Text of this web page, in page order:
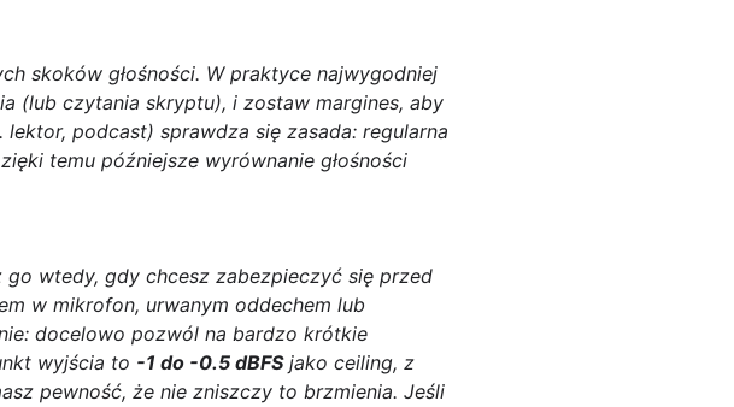
skoków głośności. W praktyce najwygodniej
(lub czytania skryptu), i zostaw margines, aby
podcast) sprawdza się zasada: regularna
temu późniejsze wyrównanie głośności
go wtedy, gdy chcesz zabezpieczyć się przed
w mikrofon, urwanym oddechem lub
docelowo pozwól na bardzo krótkie
wyjścia to -1 do -0.5 dBFSjako ceiling, z
pewność, że nie zniszczy to brzmienia. Jeśli